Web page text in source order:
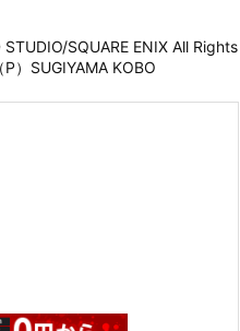
STUDIO/SQUARE ENIX All Rights
）SUGIYAMA KOBO